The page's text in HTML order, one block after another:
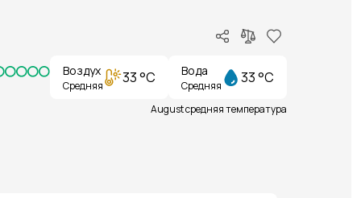
Воздух
Средняя 33 °C Вода
Средняя 33 °C
August средняя температура